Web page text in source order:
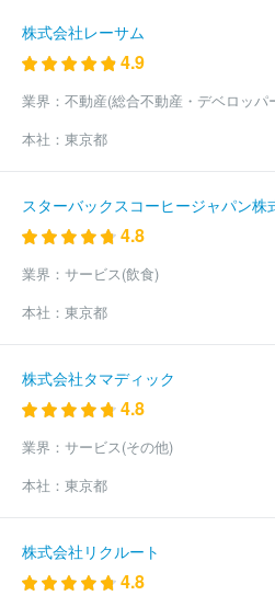
ａｓｅｅｄ
ケアシステム株式会社
ィング・グループ
ションズ
株式会社プラグマ
社Ｈ＆Ｎホールディングス
日本コン
ｅｒ Ｃｏｍｐａｎｙ
ンキュベータ
株式会社ティーズブレ
株式会社レーサム
4.9
業界： 不動産(総合不動産・デベロッパ
本社： 東京都
スターバックスコーヒージャパン株
4.8
業界： サービス(飲食)
本社： 東京都
株式会社タマディック
4.8
業界： サービス(その他)
本社： 東京都
株式会社リクルート
4.8